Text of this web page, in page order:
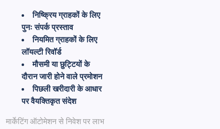
निष्क्रिय ग्राहकों के लिए
पुनः संपर्क प्रस्ताव
नियमित ग्राहकों के लिए
लॉयल्टी रिवॉर्ड
मौसमी या छुट्टियों के
दौरान जारी होने वाले प्रमोशन
पिछली खरीदारी के आधार
पर वैयक्तिकृत संदेश
मार्केटिंग ऑटोमेशन से निवेश पर लाभ